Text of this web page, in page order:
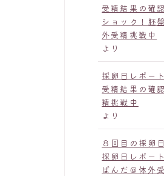
受精結果の確
ショック！胚
外受精挑戦中
より
採卵日レポー
受精結果の確
精挑戦中
より
８回目の採卵
採卵日レポー
ぱんだ＠体外